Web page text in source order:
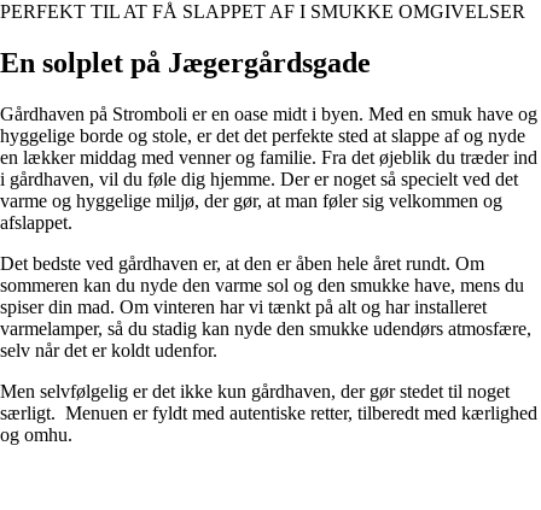
PERFEKT TIL AT FÅ SLAPPET AF I SMUKKE OMGIVELSER
En solplet på Jægergårdsgade
Gårdhaven på Stromboli er en oase midt i byen. Med en smuk have og
hyggelige borde og stole, er det det perfekte sted at slappe af og nyde
en lækker middag med venner og familie. Fra det øjeblik du træder ind
i gårdhaven, vil du føle dig hjemme. Der er noget så specielt ved det
varme og hyggelige miljø, der gør, at man føler sig velkommen og
afslappet.
Det bedste ved gårdhaven er, at den er åben hele året rundt. Om
sommeren kan du nyde den varme sol og den smukke have, mens du
spiser din mad. Om vinteren har vi tænkt på alt og har installeret
varmelamper, så du stadig kan nyde den smukke udendørs atmosfære,
selv når det er koldt udenfor.
Men selvfølgelig er det ikke kun gårdhaven, der gør stedet til noget
særligt. Menuen er fyldt med autentiske retter, tilberedt med kærlighed
og omhu.